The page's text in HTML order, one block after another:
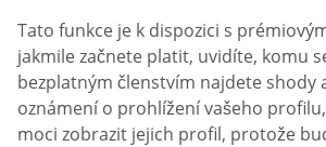
Tato funkce je k dispozici s
jakmile začnete platit, uvidíte, komu
bezplatným členstvím najdete shody
oznámení o prohlížení vašeho
moci zobrazit jejich profil, protože